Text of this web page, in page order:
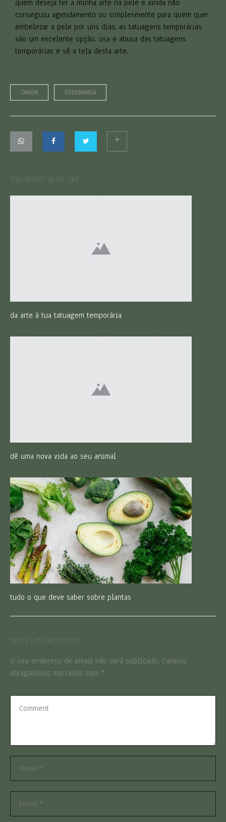
quem deseja ter a minha arte na pele e ainda não
conseguiu agendamento ou simplesmente para quem quer
embelezar a pele por uns dias, as tatuagens temporárias
são um excelente opção. usa e abusa das tatuagens
temporárias e sê a tela desta arte.
CANON FOTOGRAFIA
YOU MIGHT ALSO LIKE
da arte à tua tatuagem temporária
dê uma nova vida ao seu animal
tudo o que deve saber sobre plantas
DEIXE UMA RESPOSTA
O seu endereço de email não será publicado. Campos
obrigatórios marcados com *